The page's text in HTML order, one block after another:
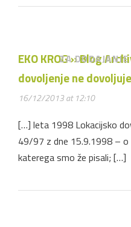
EKO KROG » Blog
dovoljenje ne
16/12/2013 at 12:10
ZA
[…] leta 1998 Lokacijsko
49/97 z dne 15.9.1998 – o
katerega smo že pisali; […]